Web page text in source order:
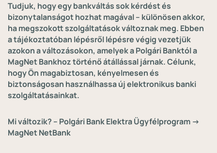
Tudjuk, hogy egy bankváltás sok kérdést és
bizonytalanságot hozhat magával – különösen akkor,
ha megszokott szolgáltatások változnak meg. Ebben
a tájékoztatóban lépésről lépésre végig vezetjük
azokon a változásokon, amelyek a Polgári Banktól a
MagNet Bankhoz történő átállással járnak. Célunk,
hogy Ön magabiztosan, kényelmesen és
biztonságosan használhassa új elektronikus banki
szolgáltatásainkat.
Mi változik? – Polgári Bank Elektra Ügyfélprogram →
MagNet NetBank